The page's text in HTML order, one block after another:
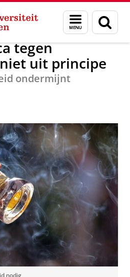
Menu
en
zoeken
Nieuwsberichten
tegen
uit principe
ondermijnt
nodig